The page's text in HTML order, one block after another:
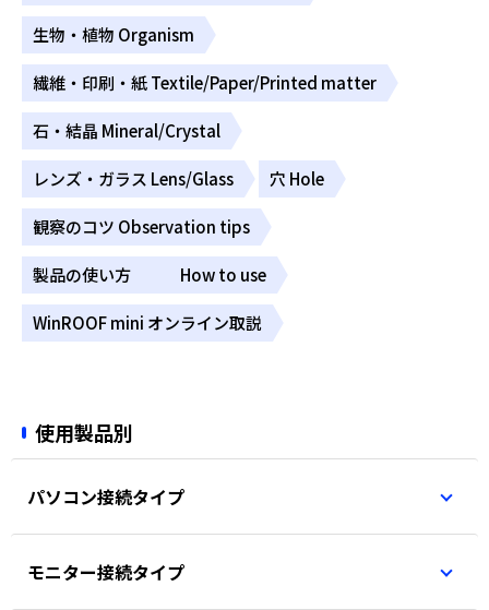
生物・植物 Organism
繊維・印刷・紙 Textile/Paper/Printed matter
石・結晶 Mineral/Crystal
レンズ・ガラス Lens/Glass 穴 Hole
観察のコツ Observation tips
製品の使い方 How to use
WinROOF mini オンライン取説
使用製品別
パソコン接続タイプ
モニター接続タイプ